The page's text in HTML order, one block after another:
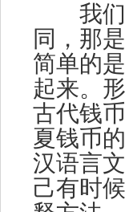
我们
同，那
简单的
起来。
古代钱
夏钱币
汉语言
己有时